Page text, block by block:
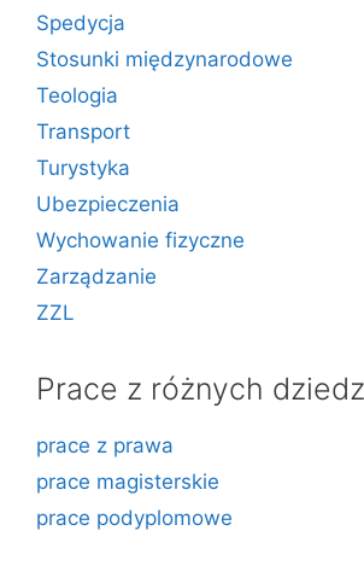
Spedycja
Stosunki międzynarodowe
Teologia
Transport
Turystyka
Ubezpieczenia
Wychowanie fizyczne
Zarządzanie
ZZL
Prace z różnych
prace z prawa
prace magisterskie
prace podyplomowe